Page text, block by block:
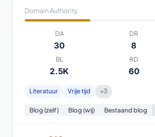
Domain Authority
DA
30
DR
8
BL
2.5K
RD
60
Literatuur Vrije tijd +3
Blog (zelf) Blog (wij) Bestaand blog